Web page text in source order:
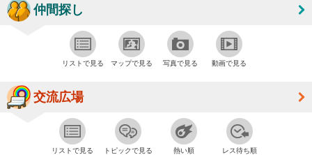
仲間探し
リストで見る マップで見る 写真で見る 動画で見る
交流広場
リストで見る トピックで見る 熱い順 レス待ち順